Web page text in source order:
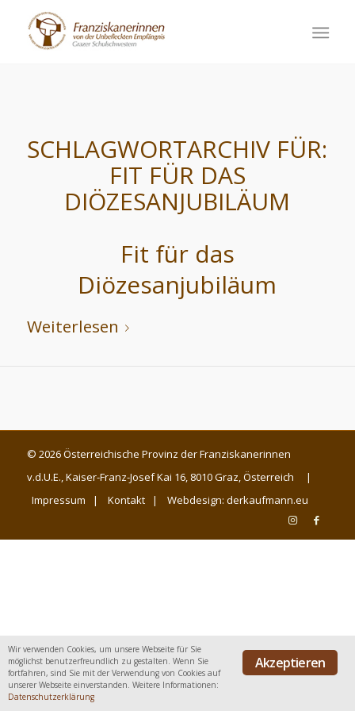
SCHLAGWORTARCHIV FÜR:
FIT FÜR DAS
DIÖZESANJUBILÄUM
Fit für das
Diözesanjubiläum
Weiterlesen
© 2026 Österreichische Provinz der Franziskanerinnen
v.d.U.E., Kaiser-Franz-Josef Kai 16, 8010 Graz, Österreich |
Impressum | Kontakt| Webdesign: derkaufmann.eu
Akzeptieren
Wir verwenden Cookies, um unsere Webseite für Sie
möglichst benutzerfreundlich zu gestalten. Wenn Sie
fortfahren, sind Sie mit der Verwendung von Cookies auf
unserer Webseite einverstanden. Weitere Informationen:
Datenschutzerklärung